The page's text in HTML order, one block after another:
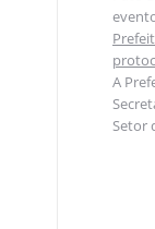
A
Setor